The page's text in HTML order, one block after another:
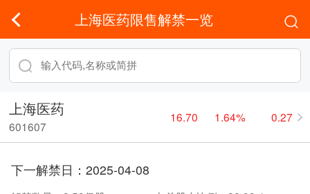
上海医药限售解禁一览
上海医药
601607
16.70 1.64% 0.27
下一解禁日： 2025-04-08